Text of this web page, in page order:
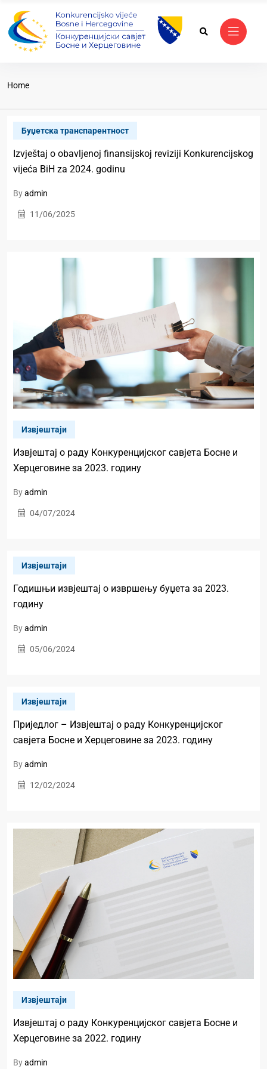
Home
Буџетска транспарентност
Izvještaj o obavljenoj finansijskoj reviziji Konkurencijskog
vijeća BiH za 2024. godinu
Byadmin
11/06/2025
Извјештаји
Извјештај о раду Конкуренцијског савјета Босне и
Херцеговине за 2023. годину
Byadmin
04/07/2024
Извјештаји
Годишњи извјештај о извршењу буџета за 2023.
годину
Byadmin
05/06/2024
Извјештаји
Приједлог – Извјештај о раду Конкуренцијског
савјета Босне и Херцеговине за 2023. годину
Byadmin
12/02/2024
Извјештаји
Извјештај о раду Конкуренцијског савјета Босне и
Херцеговине за 2022. годину
Byadmin